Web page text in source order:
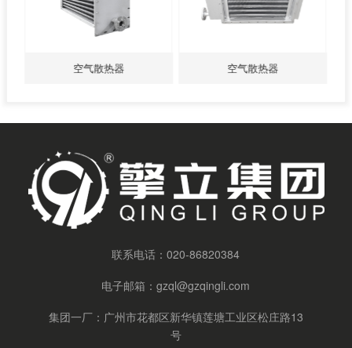
空气散热器 空气散热器
联系电话：020-86820384
电子邮箱：gzql@gzqingli.com
集团一厂：广州市花都区新华镇莲塘工业区松庄路13
号